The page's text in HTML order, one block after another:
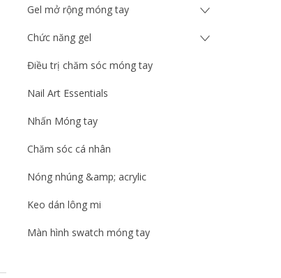
Gel mở rộng móng tay
Chức năng gel
Điều trị chăm sóc móng tay
Nail Art Essentials
Nhấn Móng tay
Chăm sóc cá nhân
Nóng nhúng &amp; acrylic
Keo dán lông mi
Màn hình swatch móng tay